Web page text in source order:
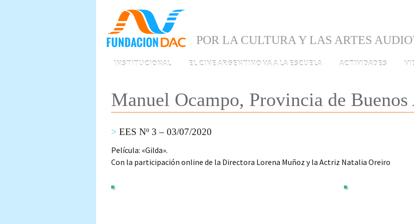
POR LA CULTURA Y LAS ARTES
INSTITUCIONAL EL CINE ARGENTINO VA A LA ESCUELA ACTIVIDADES
Manuel Ocampo, Provincia de Buenos
EES Nº 3 – 03/07/2020
Película: «Gilda».
Con la participación online de la Directora Lorena Muñoz y la Actriz Natalia Oreiro